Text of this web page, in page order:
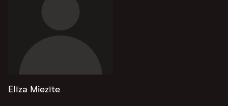
Elīza Miezīte